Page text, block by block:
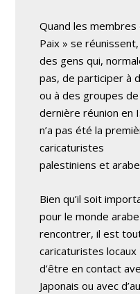
Quand les
Paix » se
des gens qui,
pas, de participer à
ou à des groupes
dernière réunion en
n’a pas été la
caricaturistes
palestiniens et
Bien qu’il soit
pour le monde
rencontrer, il est
caricaturistes locaux
d’être en contact
Japonais ou avec